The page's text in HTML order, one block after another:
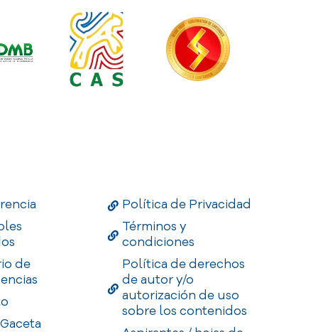
de
Política de Privacidad
Términos y
condiciones
Política de derechos
de autor y/o
autorización de uso
sobre los contenidos